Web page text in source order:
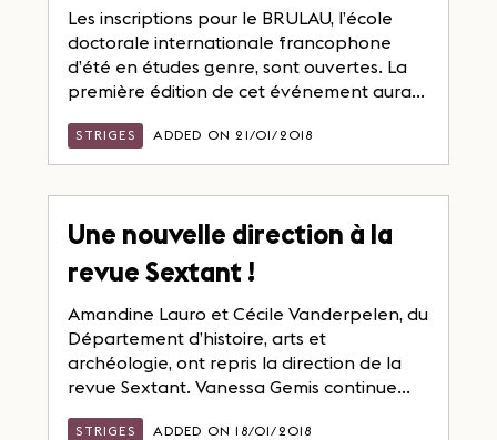
Les inscriptions pour le BRULAU, l’école
doctorale internationale francophone
d’été en études genre, sont ouvertes. La
première édition de cet événement aura...
STRIGES ADDED ON 21/01/2018
Une nouvelle direction à la
revue Sextant !
Amandine Lauro et Cécile Vanderpelen, du
Département d’histoire, arts et
archéologie, ont repris la direction de la
revue Sextant. Vanessa Gemis continue...
STRIGES ADDED ON 18/01/2018